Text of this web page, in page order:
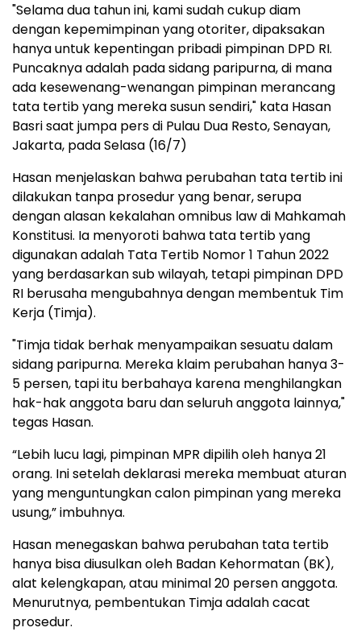
"Selama dua tahun ini, kami sudah cukup diam
dengan kepemimpinan yang otoriter, dipaksakan
hanya untuk kepentingan pribadi pimpinan DPD RI.
Puncaknya adalah pada sidang paripurna, di mana
ada kesewenang-wenangan pimpinan merancang
tata tertib yang mereka susun sendiri," kata Hasan
Basri saat jumpa pers di Pulau Dua Resto, Senayan,
Jakarta, pada Selasa (16/7)
Hasan menjelaskan bahwa perubahan tata tertib ini
dilakukan tanpa prosedur yang benar, serupa
dengan alasan kekalahan omnibus law di Mahkamah
Konstitusi. Ia menyoroti bahwa tata tertib yang
digunakan adalah Tata Tertib Nomor 1 Tahun 2022
yang berdasarkan sub wilayah, tetapi pimpinan DPD
RI berusaha mengubahnya dengan membentuk Tim
Kerja (Timja).
"Timja tidak berhak menyampaikan sesuatu dalam
sidang paripurna. Mereka klaim perubahan hanya 3-
5 persen, tapi itu berbahaya karena menghilangkan
hak-hak anggota baru dan seluruh anggota lainnya,"
tegas Hasan.
“Lebih lucu lagi, pimpinan MPR dipilih oleh hanya 21
orang. Ini setelah deklarasi mereka membuat aturan
yang menguntungkan calon pimpinan yang mereka
usung,” imbuhnya.
Hasan menegaskan bahwa perubahan tata tertib
hanya bisa diusulkan oleh Badan Kehormatan (BK),
alat kelengkapan, atau minimal 20 persen anggota.
Menurutnya, pembentukan Timja adalah cacat
prosedur.